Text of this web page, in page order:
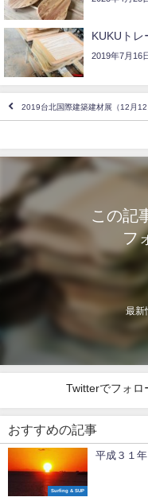
KUKUトレ
2019年7月16
2019台北国際建築建材展（12月12
この記
フ
最新
Twitterでフォロ
おすすめの記事
Surfing & SUP
平成３１